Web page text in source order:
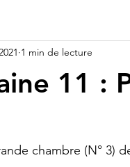
11 :
1 min de lecture
chambre (N° 3)